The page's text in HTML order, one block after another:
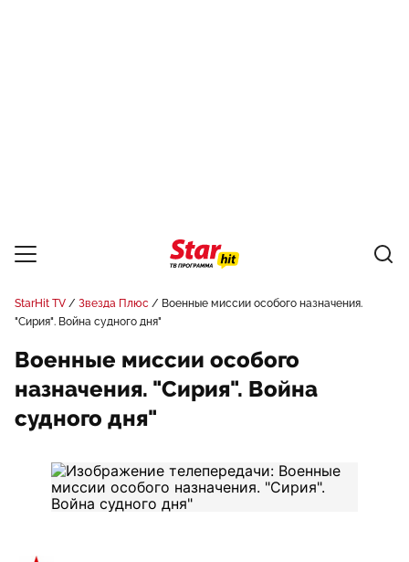
StarHit TV Звезда Плюс
Военные миссии особого назначения.
"Сирия". Война судного дня"
Военные миссии особого
назначения. "Сирия". Война
судного дня"